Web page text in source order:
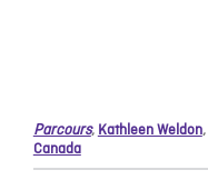
Parcours, Kathleen Weldon,
Canada